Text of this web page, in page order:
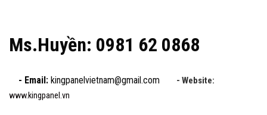
Ms.Huyền: 0981 62 0868
- Email: kingpanelvietnam@gmail.com - Website:
www.kingpanel.vn